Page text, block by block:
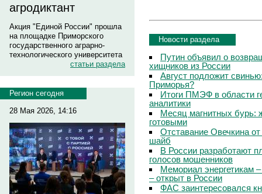
агродиктант
Акция "Единой России" прошла
на площадке Приморского
государственного аграрно-
технологического университета
статьи раздела
Регион сегодня
28 Мая 2026, 14:16
Новости раздела
Путин объявил о
хищников из России
Август подложит
Приморья?
Итоги ПМЭФ в области
аналитики
Месяц магнитных бурь:
готовыми
Отставание Овечкина
шайб
В России разработают
голосов мошенников
Мемориал энергетикам
– открыт в России
ФАС заинтересовался